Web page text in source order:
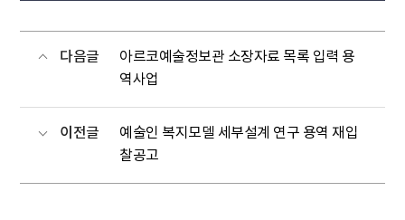
다음글
아르코예술정보관 소장자료 목록 입력 용
역사업
이전글
예술인 복지모델 세부설계 연구 용역 재입
찰공고